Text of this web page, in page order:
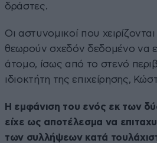
δράστες.
Οι αστυνομικοί που
θεωρούν σχεδόν δεδομένο να
άτομο, ίσως από το στενό
ιδιοκτήτη της επιχείρησης,
Η εμφάνιση του ενός εκ των
είχε ως αποτέλεσμα να
των συλλήψεων κατά